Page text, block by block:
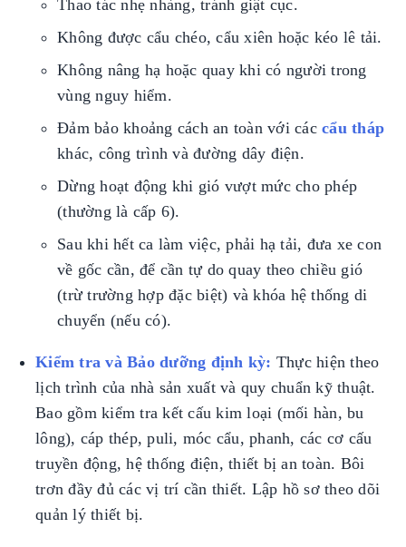
Thao tác nhẹ nhàng, tránh giật cục.
Không được cẩu chéo, cẩu xiên hoặc kéo lê tải.
Không nâng hạ hoặc quay khi có người trong
vùng nguy hiểm.
Đảm bảo khoảng cách an toàn với các cẩu tháp
khác, công trình và đường dây điện.
Dừng hoạt động khi gió vượt mức cho phép
(thường là cấp 6).
Sau khi hết ca làm việc, phải hạ tải, đưa xe con
về gốc cần, để cần tự do quay theo chiều gió
(trừ trường hợp đặc biệt) và khóa hệ thống di
chuyển (nếu có).
Kiểm tra và Bảo dưỡng định kỳ: Thực hiện theo
lịch trình của nhà sản xuất và quy chuẩn kỹ thuật.
Bao gồm kiểm tra kết cấu kim loại (mối hàn, bu
lông), cáp thép, puli, móc cẩu, phanh, các cơ cấu
truyền động, hệ thống điện, thiết bị an toàn. Bôi
trơn đầy đủ các vị trí cần thiết. Lập hồ sơ theo dõi
quản lý thiết bị.